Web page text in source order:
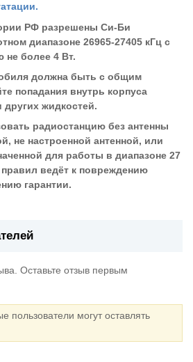
РФ разрешены Си-Би
диапазоне 26965-27405 кГц с
более 4 Вт.
должна быть с общим
попадания внутрь корпуса
жидкостей.
радиостанцию без антенны
не настроенной антенной, или
для работы в диапазоне 27
ведёт к повреждению
гарантии.
Оставьте отзыв первым
пользователи могут оставлять